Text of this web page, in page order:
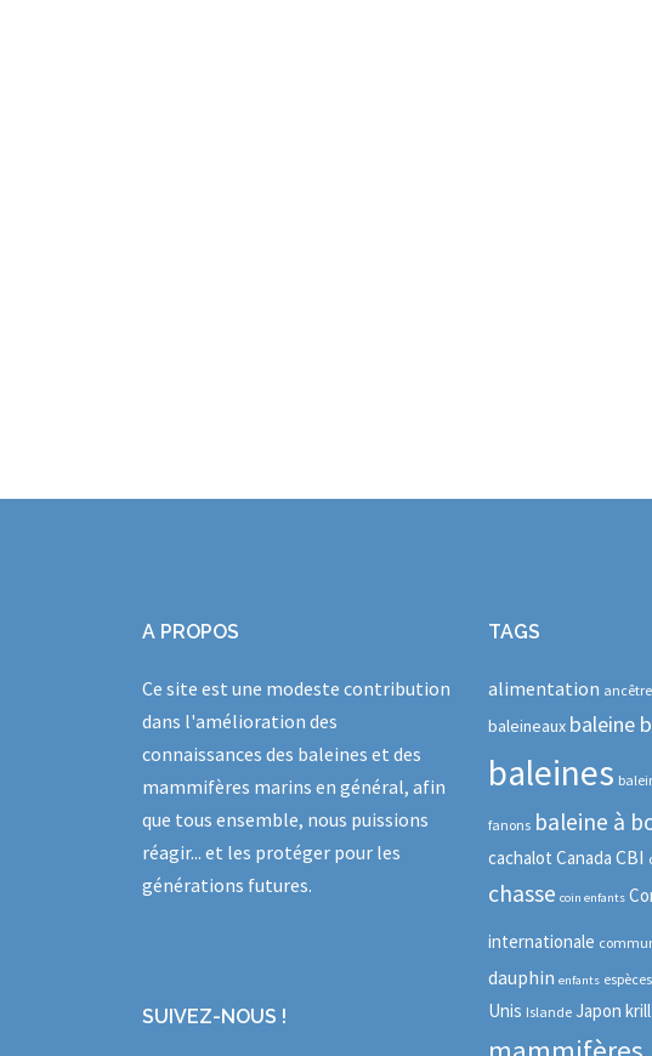
A PROPOS
Ce site est une modeste contribution
dans l'amélioration des
connaissances des baleines et des
mammifères marins en général, afin
que tous ensemble, nous puissions
réagir... et les protéger pour les
générations futures.
SUIVEZ-NOUS !
TAGS
alimentation
baleineaux baleine
baleines
fanons baleine à
cachalot Canada CBI
chasse coin enfants
internationale
dauphin enfants
Unis Islande Japon krill